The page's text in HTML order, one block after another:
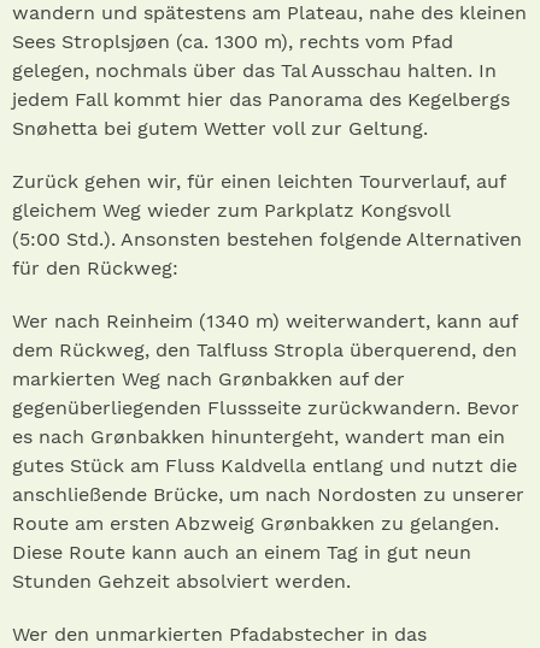
wandern und spätestens am Plateau, nahe des kleinen
Sees Stroplsjøen (ca. 1300 m), rechts vom Pfad
gelegen, nochmals über das Tal Ausschau halten. In
jedem Fall kommt hier das Panorama des Kegelbergs
Snøhetta bei gutem Wetter voll zur Geltung.
Zurück gehen wir, für einen leichten Tourverlauf, auf
gleichem Weg wieder zum Parkplatz Kongsvoll
(5:00 Std.). Ansonsten bestehen folgende Alternativen
für den Rückweg:
Wer nach Reinheim (1340 m) weiterwandert, kann auf
dem Rückweg, den Talfluss Stropla überquerend, den
markierten Weg nach Grønbakken auf der
gegenüberliegenden Flussseite zurückwandern. Bevor
es nach Grønbakken hinuntergeht, wandert man ein
gutes Stück am Fluss Kaldvella entlang und nutzt die
anschließende Brücke, um nach Nordosten zu unserer
Route am ersten Abzweig Grønbakken zu gelangen.
Diese Route kann auch an einem Tag in gut neun
Stunden Gehzeit absolviert werden.
Wer den unmarkierten Pfadabstecher in das